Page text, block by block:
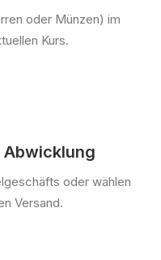
oder Münzen) im
Kurs.
oder wählen
Versand.